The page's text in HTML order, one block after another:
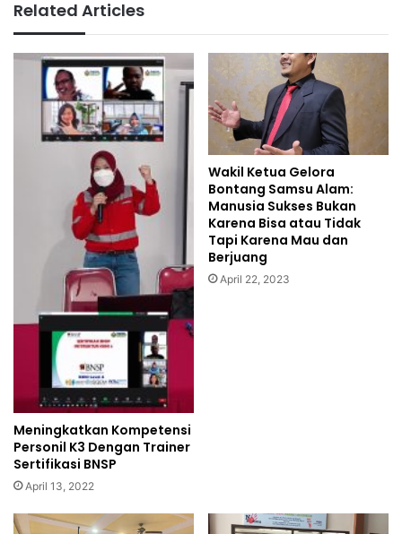
Related Articles
Meningkatkan Kompetensi
Personil K3 Dengan Trainer
Sertifikasi BNSP
April 13, 2022
Wakil Ketua Gelora
Bontang Samsu Alam:
Manusia Sukses Bukan
Karena Bisa atau Tidak
Tapi Karena Mau dan
Berjuang
April 22, 2023